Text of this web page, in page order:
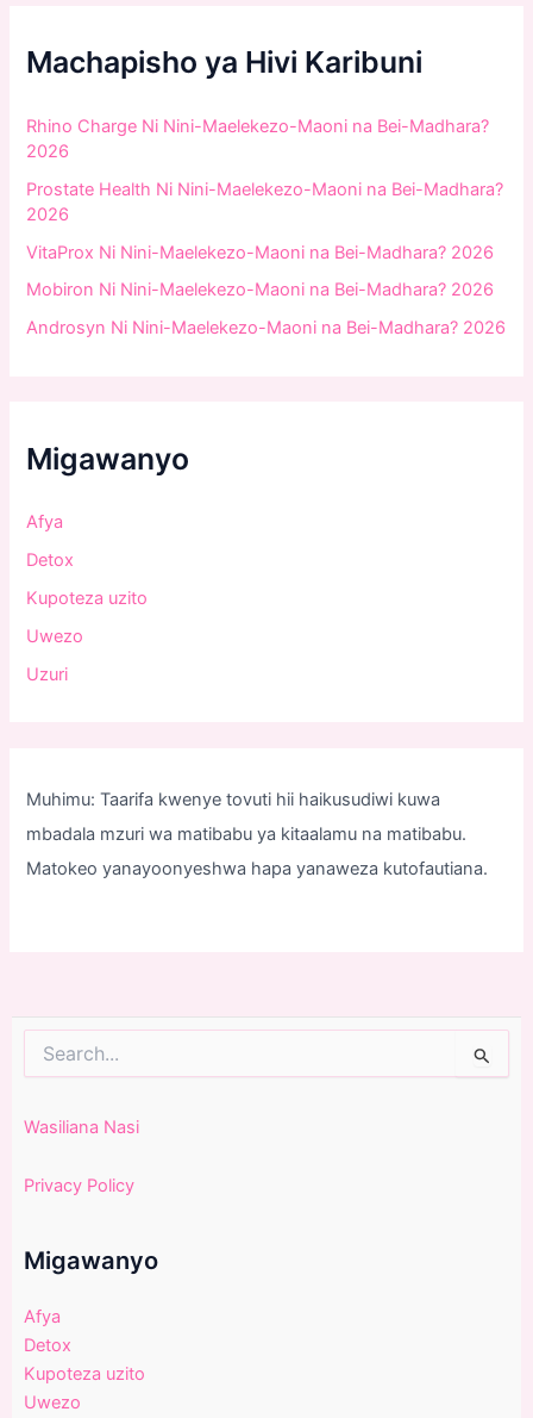
f
o
:
Machapisho ya Hivi Karibuni
Rhino Charge Ni Nini-Maelekezo-Maoni na Bei-Madhara?
2026
Prostate Health Ni Nini-Maelekezo-Maoni na Bei-Madhara?
2026
VitaProx Ni Nini-Maelekezo-Maoni na Bei-Madhara? 2026
Mobiron Ni Nini-Maelekezo-Maoni na Bei-Madhara? 2026
Androsyn Ni Nini-Maelekezo-Maoni na Bei-Madhara? 2026
Migawanyo
Afya
Detox
Kupoteza uzito
Uwezo
Uzuri
Muhimu: Taarifa kwenye tovuti hii haikusudiwi kuwa
mbadala mzuri wa matibabu ya kitaalamu na matibabu.
Matokeo yanayoonyeshwa hapa yanaweza kutofautiana.
for:
Wasiliana Nasi
Privacy Policy
Migawanyo
Afya
Detox
Kupoteza uzito
Uwezo